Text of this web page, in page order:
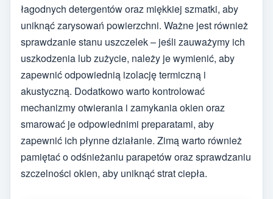
łagodnych detergentów oraz miękkiej szmatki, aby
uniknąć zarysowań powierzchni. Ważne jest również
sprawdzanie stanu uszczelek – jeśli zauważymy ich
uszkodzenia lub zużycie, należy je wymienić, aby
zapewnić odpowiednią izolację termiczną i
akustyczną. Dodatkowo warto kontrolować
mechanizmy otwierania i zamykania okien oraz
smarować je odpowiednimi preparatami, aby
zapewnić ich płynne działanie. Zimą warto również
pamiętać o odśnieżaniu parapetów oraz sprawdzaniu
szczelności okien, aby uniknąć strat ciepła.